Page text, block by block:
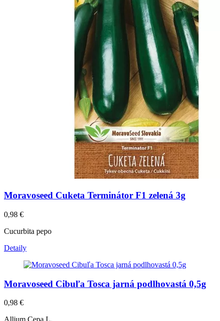
Moravoseed Cuketa Terminátor F1 zelená 3g
0,98 €
Cucurbita pepo
Detaily
Moravoseed Cibuľa Tosca jarná podlhovastá 0,5g
0,98 €